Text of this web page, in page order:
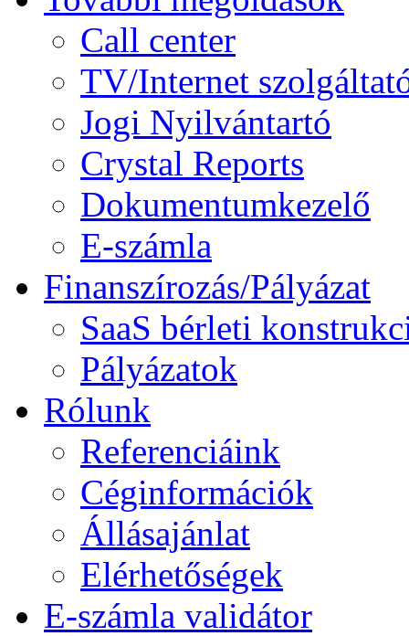
Call center
TV/Internet
Jogi Nyilvántartó
Crystal Reports
Dokumentumkezelő
E-számla
Finanszírozás/Pályázat
SaaS bérleti
Pályázatok
Rólunk
Referenciáink
Céginformációk
Állásajánlat
Elérhetőségek
E-számla validátor